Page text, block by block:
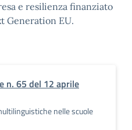
e resilienza finanziato
Generation EU.
n. 65 del 12 aprile
nelle scuole